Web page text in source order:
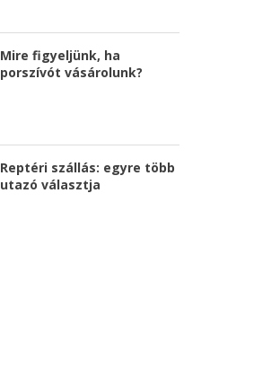
Mire figyeljünk, ha
porszívót vásárolunk?
Reptéri szállás: egyre több
utazó választja